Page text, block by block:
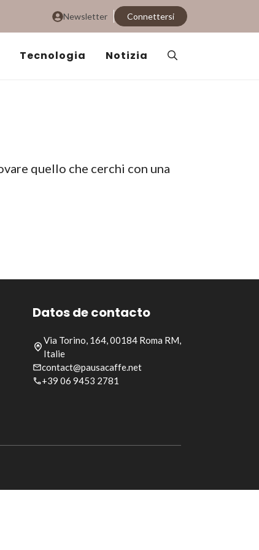
Newsletter Connettersi
Tecnologia Notizia
quello che cerchi con una
Datos de contacto
Via Torino, 164, 00184 Roma RM,
Italie
contact@pausacaffe.net
+39 06 9453 2781